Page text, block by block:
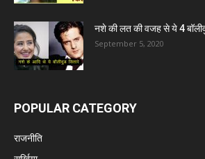
नशे की लत की वजह से ये 4
September 5, 2020
POPULAR CATEGORY
राजनीति